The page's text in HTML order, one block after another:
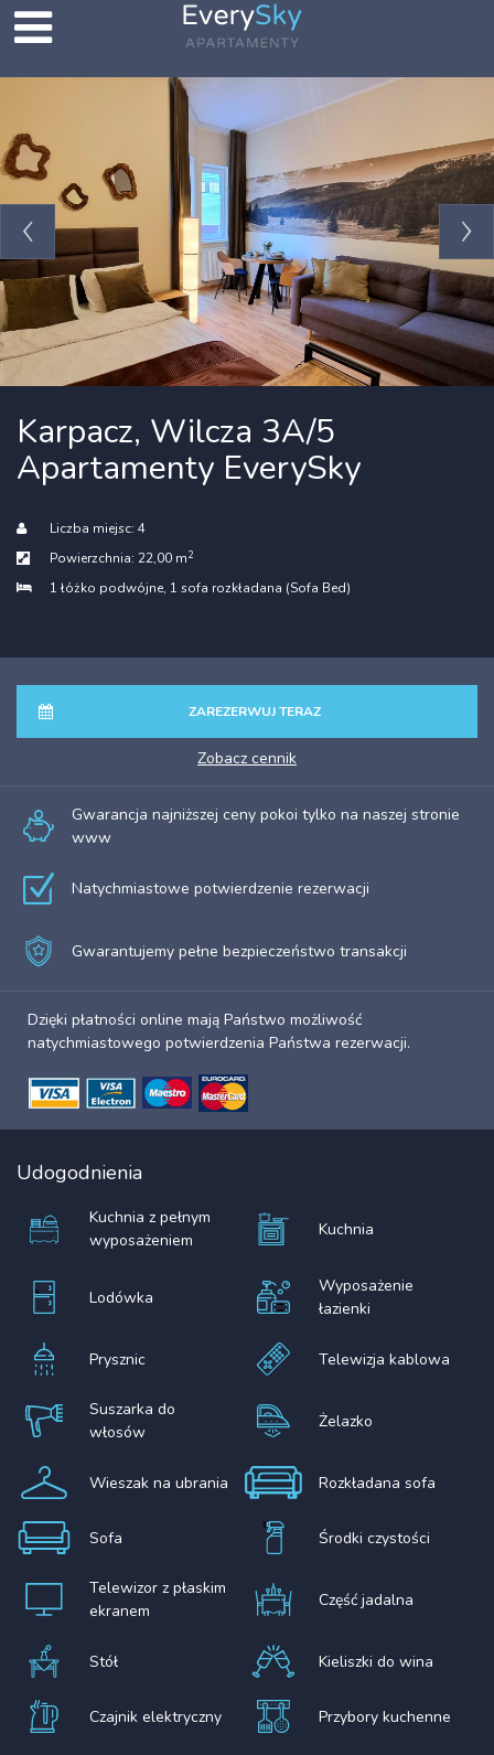
Karpacz, Wilcza 3A/5
Apartamenty EverySky
Liczba miejsc: 4
Powierzchnia: 22,00 m2
1 łóżko podwójne, 1 sofa rozkładana (Sofa Bed)
ZAREZERWUJ TERAZ
zobacz cennik
Gwarancja najniższej ceny pokoi tylko na naszej stronie
www
Natychmiastowe potwierdzenie rezerwacji
Gwarantujemy pełne bezpieczeństwo transakcji
Dzięki płatności online mają Państwo możliwość
natychmiastowego potwierdzenia Państwa rezerwacji.
Udogodnienia
Kuchnia z pełnym
wyposażeniem
Kuchnia
Lodówka
Wyposażenie
łazienki
Prysznic Telewizja kablowa
Suszarka do
włosów
Żelazko
Wieszak na ubrania Rozkładana sofa
Sofa Środki czystości
Telewizor z płaskim
ekranem
Część jadalna
Stół Kieliszki do wina
Czajnik elektryczny Przybory kuchenne